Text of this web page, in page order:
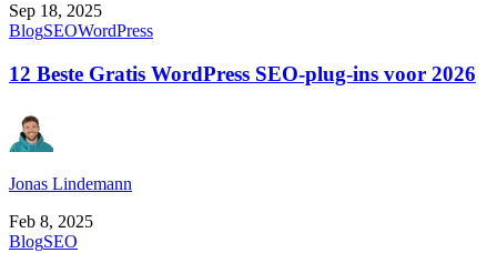
Sep 18, 2025
BlogSEOWordPress
12 Beste Gratis WordPress SEO-plug-ins voor 2026
Jonas Lindemann
Feb 8, 2025
BlogSEO